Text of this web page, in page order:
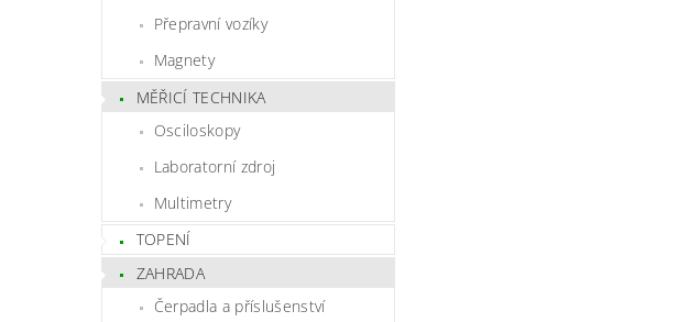
Přepravní vozíky
Magnety
MĚŘICÍ TECHNIKA
Osciloskopy
Laboratorní zdroj
Multimetry
TOPENÍ
ZAHRADA
Čerpadla a příslušenství